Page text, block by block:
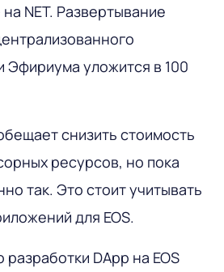
NET. Развертывание
Эфириума уложится в 100
снизить стоимость
ресурсов, но пока
так. Это стоит учитывать
для EOS.
DApp на EOS